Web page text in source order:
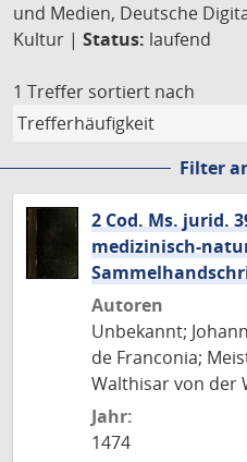
und Medien, Deutsche
Kultur | Status: laufend
1 Treffer sortiert nach
Filter
2 Cod. Ms. jurid.
medizinisch-
Autoren
Unbekannt;
de Franconia;
Walthisar von der
Jahr:
1474